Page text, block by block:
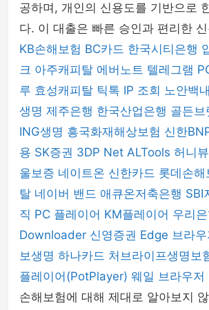
공하며, 개인의 신용도를 기반으로
다. 이 대출은 빠른 승인과 편리한
KB손해보험 BC카드 한국시티은행
크 아주캐피탈 에버노트 텔레그램
루 효성캐피탈 틱톡 IP 조회 노안백
생명 제주은행 한국산업은행 골든브
ING생명 흥국화재해상보험 신한
용 SK증권 3DP Net ALTools 허니뷰
울보증 네이트온 신한카드 롯데손해
탈 네이버 밴드 애큐온저축은행 SBI
직 PC 플레이어 KM플레이어 우리
Downloader 신영증권 Edge 브라우
보생명 하나카드 처브라이프생명보
플레이어(PotPlayer) 웨일 브라우저
손해보험에 대해 제대로 알아보지